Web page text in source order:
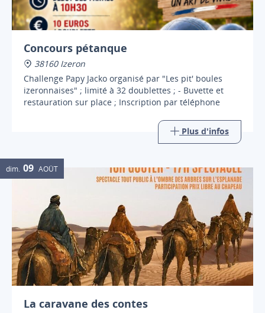
Concours pétanque
38160 Izeron
Challenge Papy Jacko organisé par "Les pit' boules
izeronnaises" ; limité à 32 doublettes ; - Buvette et
restauration sur place ; Inscription par téléphone
Plus d'infos
dim. 09 AOÛT
La caravane des contes